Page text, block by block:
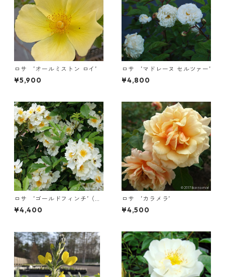
ロサ ’オールミストン ロイ’
¥5,900
ロサ ’マドレーヌ セルツァー’
¥4,800
ロサ ’ゴールドフィンチ’（長
尺）
¥4,400
ロサ ’カラメラ’
¥4,500